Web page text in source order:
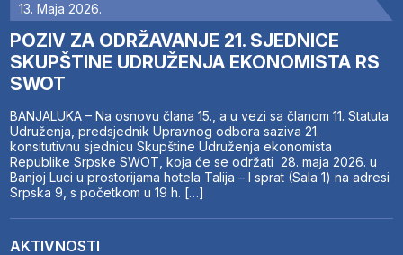
13. Maja 2026.
POZIV ZA ODRŽAVANJE 21. SJEDNICE
SKUPŠTINE UDRUŽENJA EKONOMISTA RS
SWOT
BANJALUKA – Na osnovu člana 15., a u vezi sa članom 11. Statuta
Udruženja, predsjednik Upravnog odbora saziva 21.
konsitutivnu sjednicu Skupštine Udruženja ekonomista
Republike Srpske SWOT, koja će se održati 28. maja 2026. u
Banjoj Luci u prostorijama hotela Talija – I sprat (Sala 1) na adresi
Srpska 9, s početkom u 19 h. […]
AKTIVNOSTI